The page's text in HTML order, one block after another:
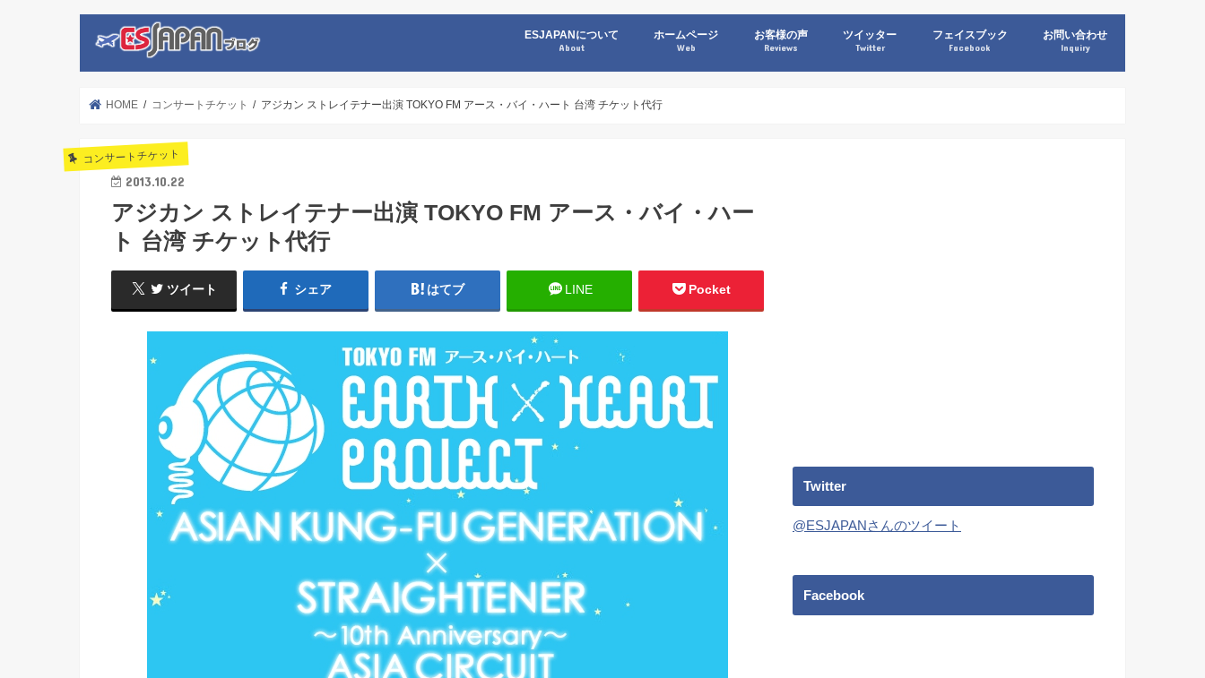
ESJAPANについて
About
ホームページ
Web
お客様の声
Reviews
ツイッター
Twitter
フェイスブック
Facebook
お問い合わせ
Inquiry
HOME コンサートチケット アジカン ストレイテナー出演 TOKYO FM アース・バイ・ハート 台湾 チケット代行
コンサートチケット
2013.10.22
アジカン ストレイテナー出演 TOKYO FM アース・バイ・ハー
ト 台湾 チケット代行
ツイート シェア はてブ LINE Pocket
Twitter
@ESJAPANさんのツイート
Facebook